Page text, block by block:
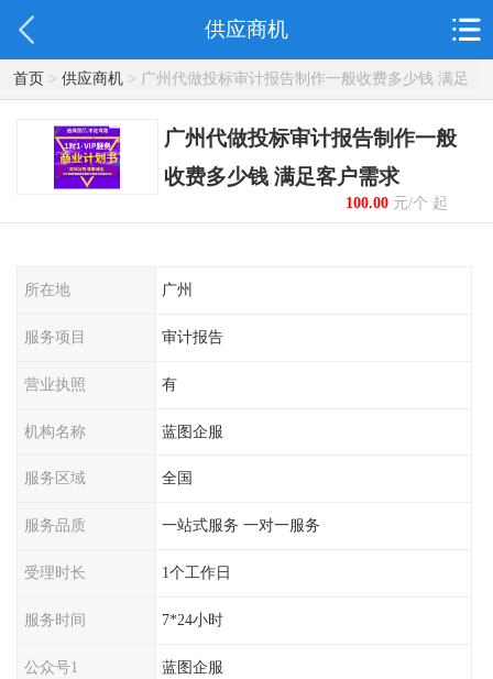
供应商机
首页> 供应商机> 广州代做投标审计报告制作一般收费多少钱 满足
客户需求
广州代做投标审计报告制作一般
收费多少钱 满足客户需求
100.00元/个 起
所在地 广州
服务项目 审计报告
营业执照 有
机构名称 蓝图企服
服务区域 全国
服务品质 一站式服务 一对一服务
受理时长 1个工作日
服务时间 7*24小时
公众号1 蓝图企服